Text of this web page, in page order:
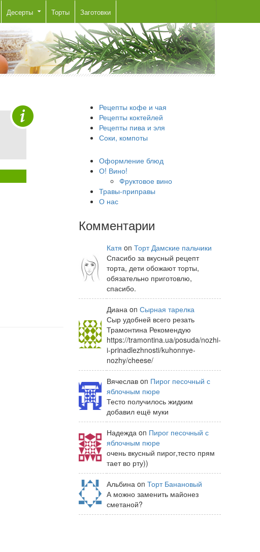
Десерты Торты Заготовки
Рецепты кофе и чая
Рецепты коктейлей
Рецепты пива и эля
Соки, компоты
Оформление блюд
О! Вино!
Фруктовое вино
Травы-приправы
О нас
Комментарии
Катя on Торт Дамские пальчики
Спасибо за вкусный рецепт
торта, дети обожают торты,
обязательно приготовлю,
спасибо.
Диана on Сырная тарелка
Сыр удобней всего резать
Трамонтина Рекомендую
https://tramontina.ua/posuda/nozhi-
i-prinadlezhnosti/kuhonnye-
nozhy/cheese/
Вячеслав on Пирог песочный с
яблочным пюре
Тесто получилось жидким
добавил ещё муки
Надежда on Пирог песочный с
яблочным пюре
очень вкусный пирог,тесто прям
тает во рту))
Альбина on Торт Банановый
А можно заменить майонез
сметаной?